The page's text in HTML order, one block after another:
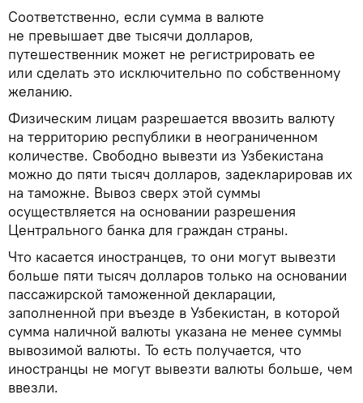
Соответственно, если сумма в валюте
не превышает две тысячи долларов,
путешественник может не регистрировать ее
или сделать это исключительно по собственному
желанию.
Физическим лицам разрешается ввозить валюту
на территорию республики в неограниченном
количестве. Свободно вывезти из Узбекистана
можно до пяти тысяч долларов, задекларировав их
на таможне. Вывоз сверх этой суммы
осуществляется на основании разрешения
Центрального банка для граждан страны.
Что касается иностранцев, то они могут вывезти
больше пяти тысяч долларов только на основании
пассажирской таможенной декларации,
заполненной при въезде в Узбекистан, в которой
сумма наличной валюты указана не менее суммы
вывозимой валюты. То есть получается, что
иностранцы не могут вывезти валюты больше, чем
ввезли.